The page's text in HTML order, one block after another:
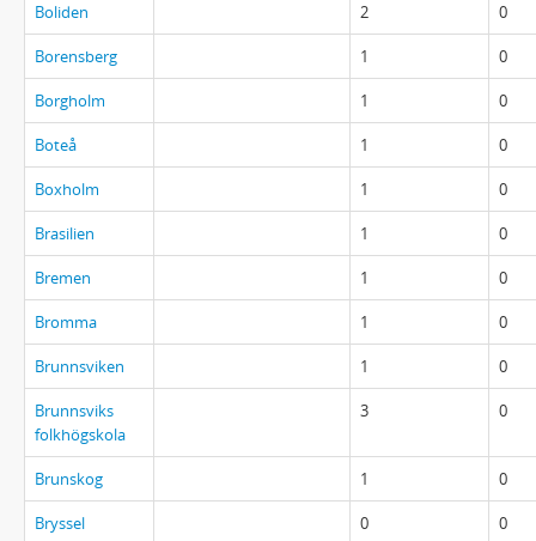
Boliden 2 0
Borensberg 1 0
Borgholm 1 0
Boteå 1 0
Boxholm 1 0
Brasilien 1 0
Bremen 1 0
Bromma 1 0
Brunnsviken 1 0
Brunnsviks
folkhögskola
3 0
Brunskog 1 0
Bryssel 0 0